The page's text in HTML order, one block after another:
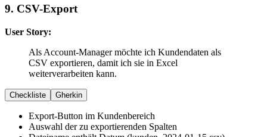
9. CSV-Export
User Story:
Als Account-Manager möchte ich Kundendaten als
CSV exportieren, damit ich sie in Excel
weiterverarbeiten kann.
Checkliste Gherkin
Export-Button im Kundenbereich
Auswahl der zu exportierenden Spalten